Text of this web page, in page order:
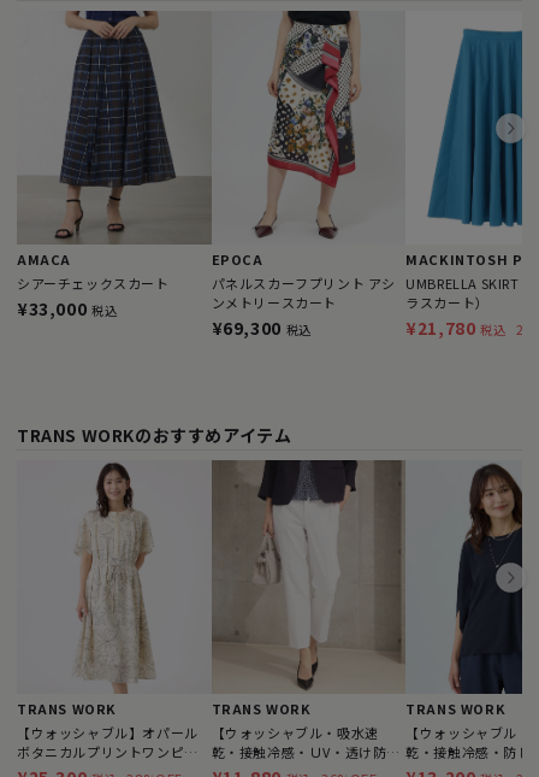
AMACA
シアーチェックスカート
¥33,000 税込
EPOCA
パネルスカーフプリント アシ
ンメトリースカート
¥69,300 税込
UMBRELLA SKIRT
ラスカート）
¥21,780 税込
TRANS WORKのおすすめアイテム
TRANS WORK
【ウォッシャブル】オパール
ボタニカルプリントワンピー
ス
TRANS WORK
【ウォッシャブル・吸水速
乾・接触冷感・ＵV・透け防】
ドライオックスパンツ
TRANS WORK
【ウォッシャブル・
乾・接触冷感・防し
わ）】GARUDA